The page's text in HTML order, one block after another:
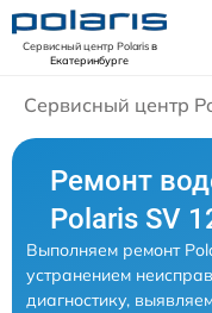
Сервисный центр Polarisв
Екатеринбурге
Сервисный центр
Ремонт
Polaris SV
Выполняем ремонт
устранением
диагностику,